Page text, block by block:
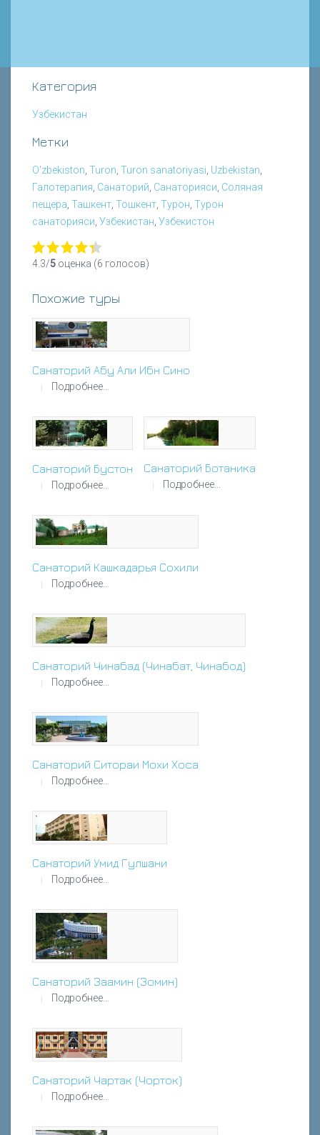
Категория
Узбекистан
Метки
O'zbekiston, Turon, Turon sanatoriyasi, Uzbekistan,
Галотерапия, Санаторий, Санаторияси, Соляная
пещера, Ташкент, Тошкент, Турон, Турон
санаторияси, Узбекистан, Узбекистон
4.3/5 оценка (6 голосов)
Похожие туры
Санаторий Абу Али Ибн Сино
Подробнее...
Санаторий Бустон
Подробнее...
Санаторий Ботаника
Подробнее...
Санаторий Кашкадарья Сохили
Подробнее...
Санаторий Чинабад (Чинабат, Чинабод)
Подробнее...
Санаторий Ситораи Мохи Хоса
Подробнее...
Санаторий Умид Гулшани
Подробнее...
Санаторий Заамин (Зомин)
Подробнее...
Санаторий Чартак (Чорток)
Подробнее...